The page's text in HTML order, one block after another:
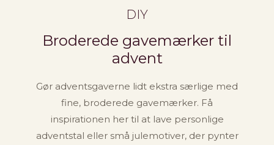
DIY
Broderede gavemærker til
advent
Gør adventsgaverne lidt ekstra særlige med
fine, broderede gavemærker. Få
inspirationen her til at lave personlige
adventstal eller små julemotiver, der pynter